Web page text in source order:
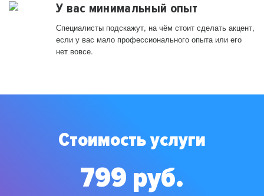
У вас минимальный опыт
Специалисты подскажут, на чём стоит сделать акцент,
если у вас мало профессионального опыта или его
нет вовсе.
Стоимость услуги
799 руб.